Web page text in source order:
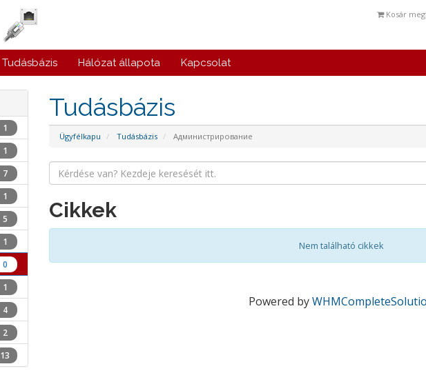
Kosár
Tudásbázis Hálózat állapota Kapcsolat
Tudásbázis
Ügyfélkapu Tudásbázis Администрирование
1
1
7
1
5
1
0
1
4
2
13
Cikkek
Nem található cikkek
Powered by